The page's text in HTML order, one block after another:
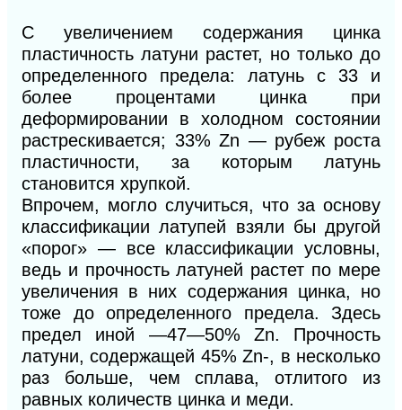
С увеличением содержания цинка
пластичность латуни растет, но только до
определенного предела: латунь с 33 и
более процентами цинка при
деформировании в холодном состоянии
растрескивается; 33% Zn — рубеж роста
пластичности, за которым латунь
становится хрупкой.
Впрочем, могло случиться, что за основу
классификации латупей взяли бы другой
«порог» — все классификации условны,
ведь и прочность латуней растет по мере
увеличения в них содержания цинка, но
тоже до определенного предела. Здесь
предел иной —47—50% Zn. Прочность
латуни, содержащей 45% Zn-, в несколько
раз больше, чем сплава, отлитого из
равных количеств цинка и меди.